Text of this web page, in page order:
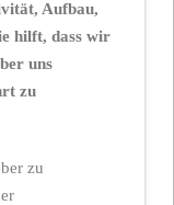
Aufbau,
hilft, dass wir
uns
zu
zu